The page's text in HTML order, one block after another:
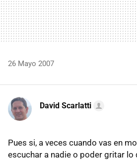
26 Mayo 2007
David Scarlatti
Pues si, a veces cuando vas en
escuchar a nadie o poder gritar lo